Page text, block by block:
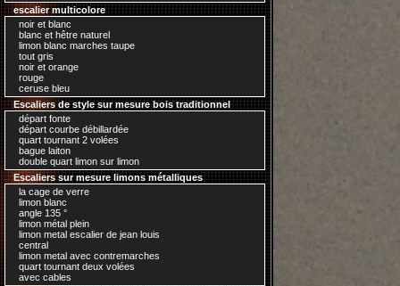
escalier multicolore
noir et blanc
blanc et hêtre naturel
limon blanc marches taupe
tout gris
noir et orange
rouge
ceruse bleu
Escaliers de style sur mesure bois traditionnel
départ fonte
départ courbe débillardée
quart tournant 2 volées
bague laiton
double quart limon sur limon
Escaliers sur mesure limons métalliques
la cage de verre
limon blanc
angle 135 °
limon métal plein
limon metal escalier de jean louis
central
limon metal avec contremarches
quart tournant deux volées
avec cables